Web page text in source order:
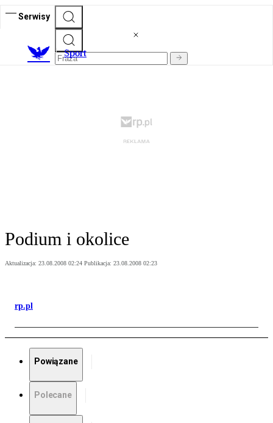
Serwisy
Sport
Podium i okolice
Aktualizacja: 23.08.2008 02:24 Publikacja: 23.08.2008 02:23
rp.pl
Powiązane
Polecane